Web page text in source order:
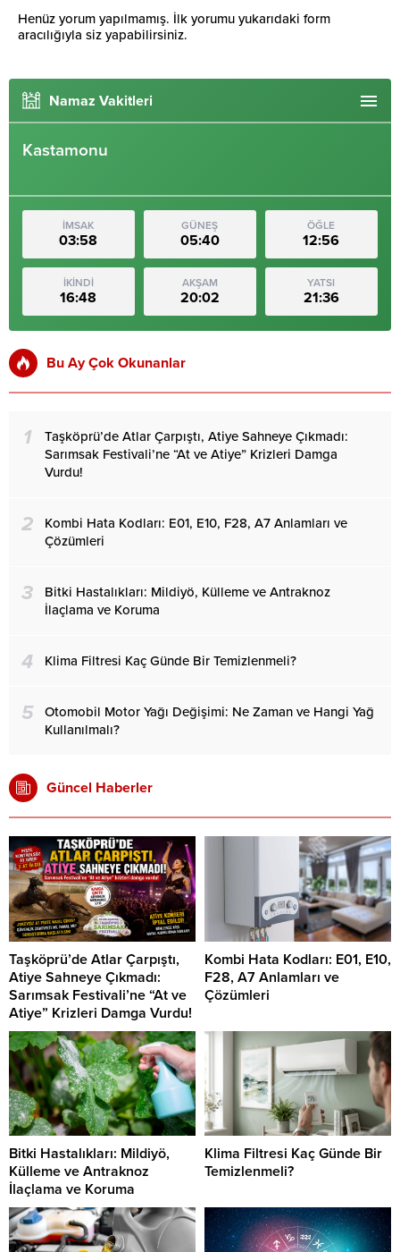
Henüz yorum yapılmamış. İlk yorumu yukarıdaki form
aracılığıyla siz yapabilirsiniz.
Namaz Vakitleri
Kastamonu
İMSAK
03:58
GÜNEŞ
05:40
ÖĞLE
12:56
İKİNDİ
16:48
AKŞAM
20:02
YATSI
21:36
Bu Ay Çok Okunanlar
1
Taşköprü’de Atlar Çarpıştı, Atiye Sahneye Çıkmadı:
Sarımsak Festivali’ne “At ve Atiye” Krizleri Damga
Vurdu!
2
Kombi Hata Kodları: E01, E10, F28, A7 Anlamları ve
Çözümleri
3
Bitki Hastalıkları: Mildiyö, Külleme ve Antraknoz
İlaçlama ve Koruma
4 Klima Filtresi Kaç Günde Bir Temizlenmeli?
5
Otomobil Motor Yağı Değişimi: Ne Zaman ve Hangi Yağ
Kullanılmalı?
Güncel Haberler
Taşköprü’de Atlar Çarpıştı,
Atiye Sahneye Çıkmadı:
Sarımsak Festivali’ne “At ve
Atiye” Krizleri Damga Vurdu!
Kombi Hata Kodları: E01, E10,
F28, A7 Anlamları ve
Çözümleri
Bitki Hastalıkları: Mildiyö,
Külleme ve Antraknoz
İlaçlama ve Koruma
Klima Filtresi Kaç Günde Bir
Temizlenmeli?